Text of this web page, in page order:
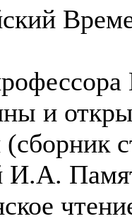
и
(сборник
И.А.